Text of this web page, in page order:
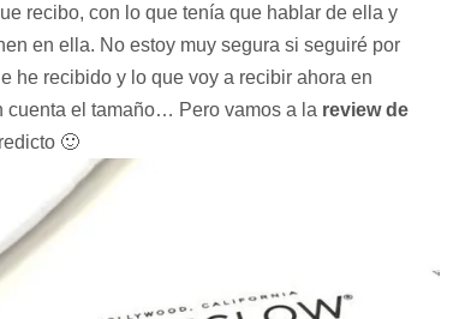
recibo, con lo que tenía que hablar de ella y
en ella. No estoy muy segura si seguiré por
he recibido y lo que voy a recibir ahora en
cuenta el tamaño… Pero vamos a la review de
🙂